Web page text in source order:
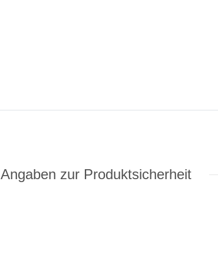
Angaben zur Produktsicherheit